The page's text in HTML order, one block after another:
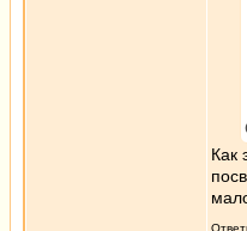
Как